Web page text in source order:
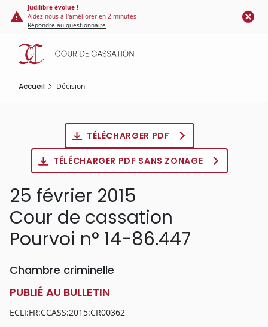
Panneau de gestion des cookies
contenu
principal
Judilibre évolue !
Aidez-nous à l'améliorer en 2 minutes
Répondre au questionnaire
Accueil Décision
TÉLÉCHARGER PDF
TÉLÉCHARGER PDF SANS ZONAGE
25 février 2015
Cour de cassation
Pourvoi n° 14-86.447
Chambre criminelle
PUBLIÉ AU BULLETIN
ECLI:FR:CCASS:2015:CR00362